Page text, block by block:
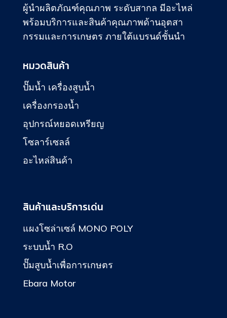
ผู้นำผลิตภัณฑ์คุณภาพ ระดับสากล มีอะไหล่
พร้อมบริการและสินค้าคุณภาพด้านอุตสา
กรรมและการเกษตร ภายใต้แบรนด์ชั้นนำ
หมวดสินค้า
ปั๊มน้ำ เครื่องสูบน้ำ
เครื่องกรองน้ำ
อุปกรณ์หยอดเหรียญ
โซลาร์เซลล์
อะไหล่สินค้า
สินค้าและบริการเด่น
แผงโซล่าเซล์ MONO POLY
ระบบน้ำ R.O
ปั๊มสูบน้ำเพื่อการเกษตร
Ebara Motor